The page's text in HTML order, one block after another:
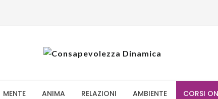
MENTE ANIMA RELAZIONI AMBIENTE CORSI